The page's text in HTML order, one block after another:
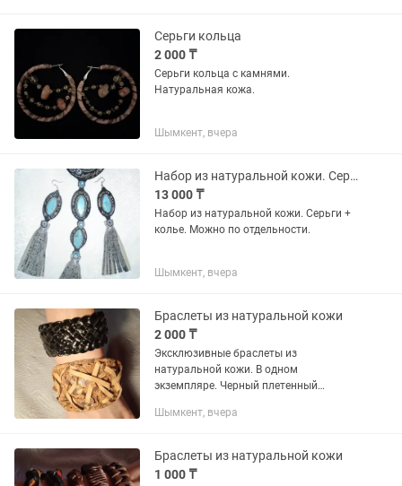
Серьги кольца
2 000 ₸
Серьги кольца с камнями.
Натуральная кожа.
Шымкент, вчера
Набор из натуральной кожи. Серьги, колье.
13 000 ₸
Набор из натуральной кожи. Серьги +
колье. Можно по отдельности.
Шымкент, вчера
Браслеты из натуральной кожи
2 000 ₸
Эксклюзивные браслеты из
натуральной кожи. В одном
экземпляре. Черный плетенный
леопард 🐆
Шымкент, вчера
Браслеты из натуральной кожи
1 000 ₸